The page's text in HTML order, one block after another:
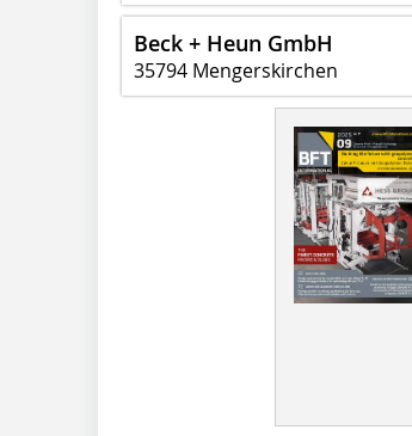
Beck + Heun GmbH
35794 Mengerskirchen